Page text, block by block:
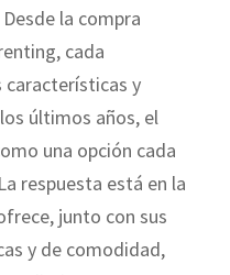
la compra
cada
características y
últimos años, el
una opción cada
respuesta está en la
junto con sus
y de comodidad,